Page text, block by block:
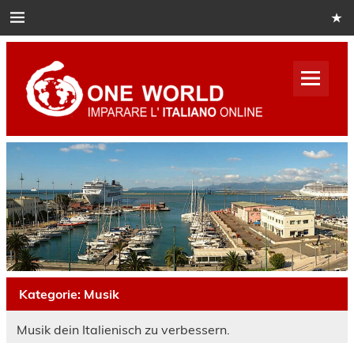
to
One
Kategorie: Musik
Musik dein Italienisch zu verbessern.